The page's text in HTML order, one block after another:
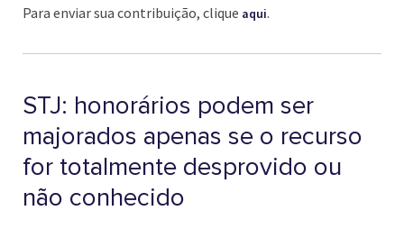
Para enviar sua contribuição, clique aqui.
STJ: honorários podem ser
majorados apenas se o recurso
for totalmente desprovido ou
não conhecido